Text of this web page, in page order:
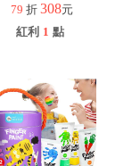
79 折 308元
紅利 1 點